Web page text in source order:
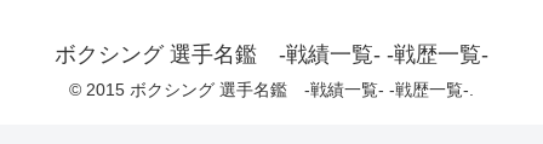
ボクシング 選手名鑑 -戦績一覧- -戦歴一覧-
© 2015 ボクシング 選手名鑑 -戦績一覧- -戦歴一覧-.